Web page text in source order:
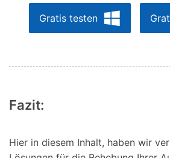
Gratis testen
Fazit:
Hier in diesem Inhalt, haben wir